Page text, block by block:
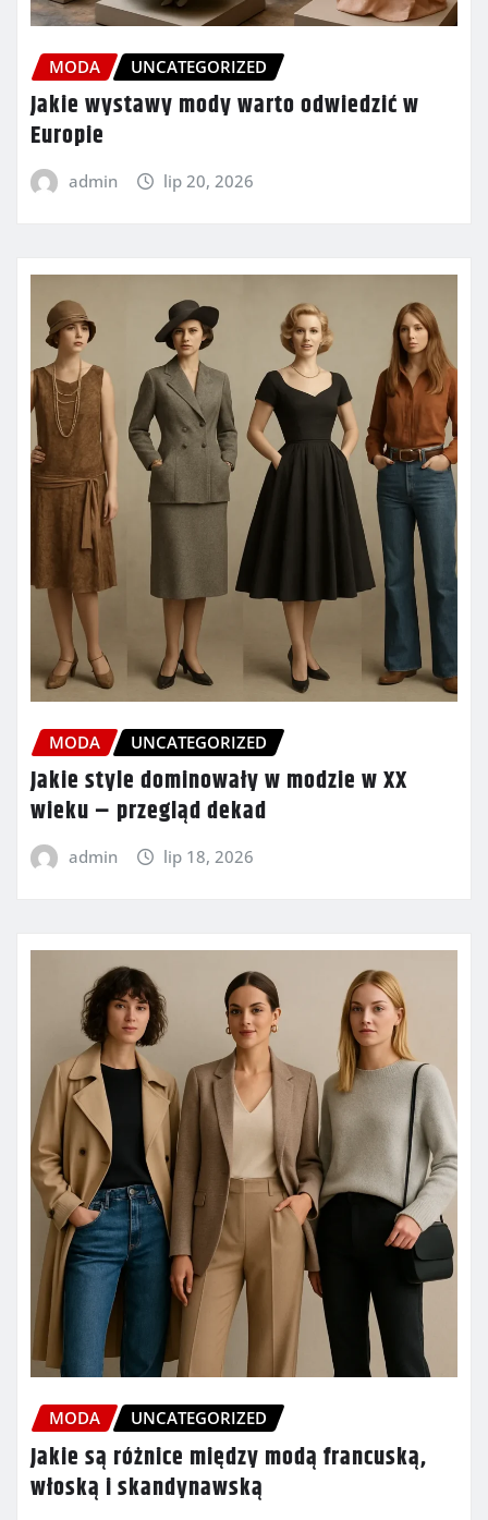
MODA UNCATEGORIZED
Jakie wystawy mody warto odwiedzić w
Europie
admin lip 20, 2026
MODA UNCATEGORIZED
Jakie style dominowały w modzie w XX
wieku – przegląd dekad
admin lip 18, 2026
MODA UNCATEGORIZED
Jakie są różnice między modą francuską,
włoską i skandynawską